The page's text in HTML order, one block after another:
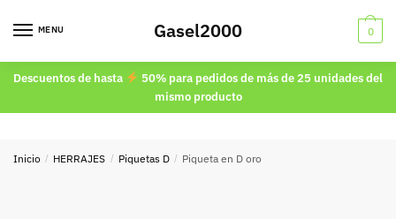
MENU Gasel2000 0
Descuentos de hasta
50% para pedidos de más de 25 unidades del
mismo producto
Inicio / HERRAJES / Piquetas D / Piqueta en D oro